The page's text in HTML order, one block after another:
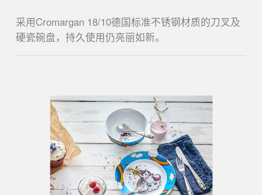
采用Cromargan 18/10德国标准不锈钢材质的刀叉及
硬瓷碗盘，持久使用仍亮丽如新。